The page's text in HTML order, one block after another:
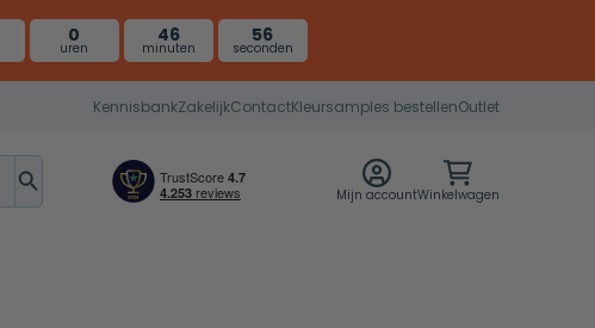
0
uren
46
minuten
55
seconden
KennisbankZakelijkContactKleursamples bestellenOutlet
Mijn accountWinkelwagen